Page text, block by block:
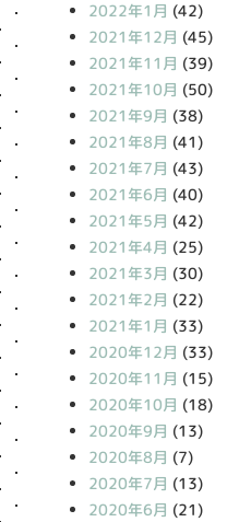
2022年1月 (42)
2021年12月 (45)
2021年11月 (39)
2021年10月 (50)
2021年9月 (38)
2021年8月 (41)
2021年7月 (43)
2021年6月 (40)
2021年5月 (42)
2021年4月 (25)
2021年3月 (30)
2021年2月 (22)
2021年1月 (33)
2020年12月 (33)
2020年11月 (15)
2020年10月 (18)
2020年9月 (13)
2020年8月 (7)
2020年7月 (13)
2020年6月 (21)